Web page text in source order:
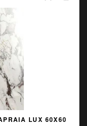
LUX 60X60